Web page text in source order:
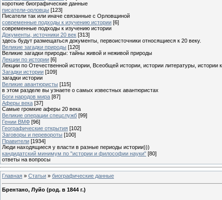
короткие биографические данные
писатели-орловцы [123]
Писатели так или иначе связанные с Орловщиной
современные подходы к изучению истории [6]
современные подходы к изучению истории
Документы, источники 20 век [313]
здесь будут размещаться документы, первоисточники относящиеся к 20 веку.
Великие загадки природы [120]
Великие загадки природы: тайны живой и неживой природы
Лекции по истории [6]
Лекции по Отечественной истории, Всеобщей истории, истории литературы, истории
Загадки истории [109]
загадки истории
Великие авантюристы [115]
в этом разделе вы узнаете о самых известных авантюристах
Боги народов мира [87]
Аферы века [37]
Самые громкие аферы 20 века
Великие операции спецслужб [99]
Гении ВМФ [96]
Географические открытия [102]
Заговоры и перевороты [100]
Правители [1934]
Люди находящиеся у власти в разные периоды истории)))
кандидатский минимум по "истории и философии науки" [80]
ответы на вопросы
Главная » Статьи » биографические данные
Брентано, Луйо (род. в 1844 г.)